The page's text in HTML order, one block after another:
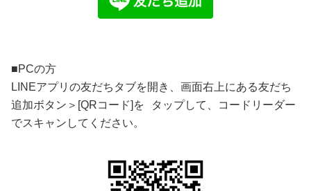
■PCの方
LINEアプリの友だちタブを開き、画面右上にある友だち
追加ボタン＞[QRコード]を タップして、コードリーダー
でスキャンしてください。